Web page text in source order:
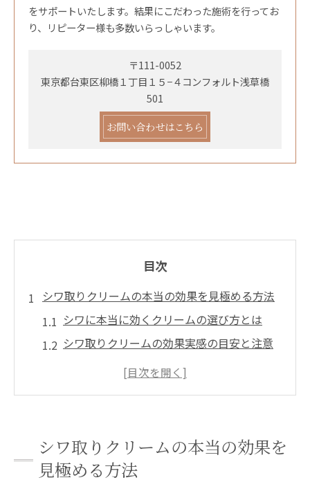
をサポートいたします。結果にこだわった施術を行ってお
り、リピーター様も多数いらっしゃいます。
〒111-0052
東京都台東区柳橋１丁目１５−４コンフォルト浅草橋
501
お問い合わせはこちら
目次
シワ取りクリームの本当の効果を見極める方法
シワに本当に効くクリームの選び方とは
シワ取りクリームの効果実感の目安と注意
シワ取りクリーム最強は本当に存在するの
か
シワ取りクリームの本当の効果を
見極める方法